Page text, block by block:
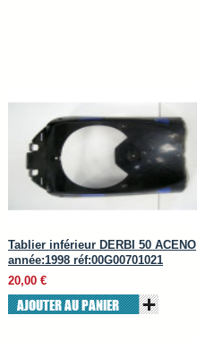
Tablier inférieur DERBI 50 ACENO
année:1998 réf:00G00701021
20,00 €
AJOUTER AU PANIER